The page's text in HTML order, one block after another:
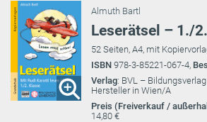
Almuth Bartl
Leserätsel – 1./
52 Seiten, A4, mit
ISBN 978-3-85221-067-4,
Verlag: BVL –
Hersteller in Wien/A
Preis (Freiverkauf /
14,80 €